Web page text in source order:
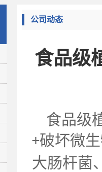
公司动态
食品级
食品级
+破坏微
大肠杆菌